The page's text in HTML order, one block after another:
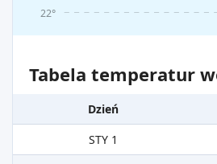
22°
Tabela temperatur
Dzień
STY 1